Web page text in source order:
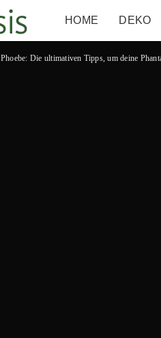
HOME DEKO
Phoebe: Die ultimativen Tipps, um deine